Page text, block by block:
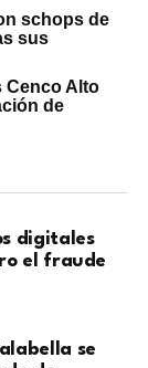
schops de
sus
Cenco Alto
de
digitales
el fraude
se